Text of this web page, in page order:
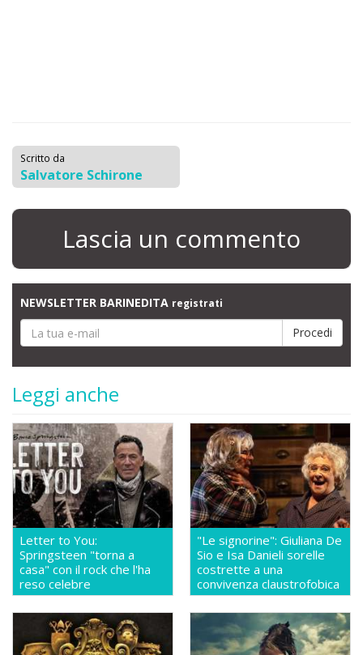
Scritto da
Salvatore Schirone
Lascia un commento
NEWSLETTER BARINEDITA registrati
Leggi anche
Letter to You:
Springsteen "torna a
casa" con il rock che l'ha
reso celebre
"Le signorine": Giuliana De
Sio e Isa Danieli sorelle
costrette a una
convivenza claustrofobica